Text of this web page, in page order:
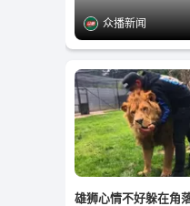
众播新闻
众播视频
众播新闻
湖北日报
环球网
众播新闻
雄狮心情不好躲在角